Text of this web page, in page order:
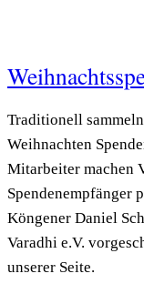
Traditionell
Weihnachten
Mitarbeiter machen
Spendenempfänger
Köngener Daniel
Varadhi e.V.
unserer Seite.